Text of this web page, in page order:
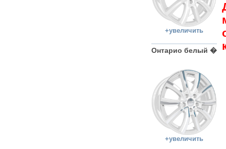
+увеличить
Онтарио белый �
+увеличить